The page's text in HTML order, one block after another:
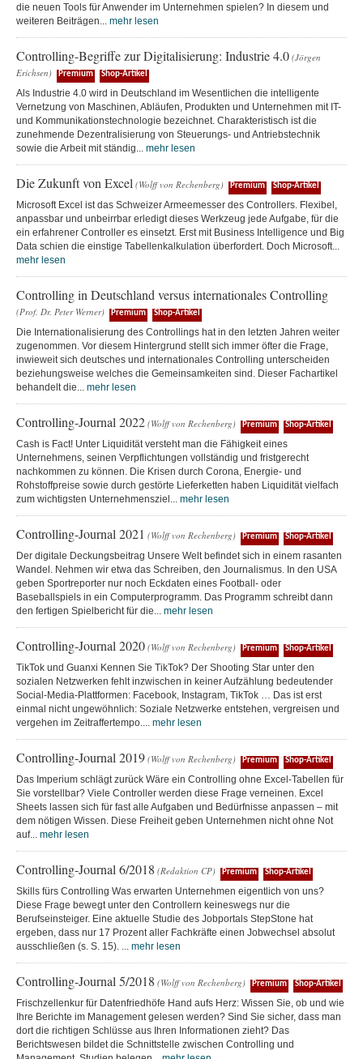
die neuen Tools für Anwender im Unternehmen spielen? In diesem und
weiteren Beiträgen... mehr lesen
Controlling-Begriffe zur Digitalisierung: Industrie 4.0 (Jörgen
Erichsen)
Premium Shop-Artikel
Als Industrie 4.0 wird in Deutschland im Wesentlichen die intelligente
Vernetzung von Maschinen, Abläufen, Produkten und Unternehmen mit IT-
und Kommunikationstechnologie bezeichnet. Charakteristisch ist die
zunehmende Dezentralisierung von Steuerungs- und Antriebstechnik
sowie die Arbeit mit ständig... mehr lesen
Die Zukunft von Excel (Wolff von Rechenberg) Premium Shop-Artikel
Microsoft Excel ist das Schweizer Armeemesser des Controllers. Flexibel,
anpassbar und unbeirrbar erledigt dieses Werkzeug jede Aufgabe, für die
ein erfahrener Controller es einsetzt. Erst mit Business Intelligence und Big
Data schien die einstige Tabellenkalkulation überfordert. Doch Microsoft...
mehr lesen
Controlling in Deutschland versus internationales Controlling
(Prof. Dr. Peter Werner) Premium Shop-Artikel
Die Internationalisierung des Controllings hat in den letzten Jahren weiter
zugenommen. Vor diesem Hintergrund stellt sich immer öfter die Frage,
inwieweit sich deutsches und internationales Controlling unterscheiden
beziehungsweise welches die Gemeinsamkeiten sind. Dieser Fachartikel
behandelt die... mehr lesen
Controlling-Journal 2022 (Wolff von Rechenberg) Premium Shop-Artikel
Cash is Fact! Unter Liquidität versteht man die Fähigkeit eines
Unternehmens, seinen Verpflichtungen vollständig und fristgerecht
nachkommen zu können. Die Krisen durch Corona, Energie- und
Rohstoffpreise sowie durch gestörte Lieferketten haben Liquidität vielfach
zum wichtigsten Unternehmensziel... mehr lesen
Controlling-Journal 2021 (Wolff von Rechenberg) Premium Shop-Artikel
Der digitale Deckungsbeitrag Unsere Welt befindet sich in einem rasanten
Wandel. Nehmen wir etwa das Schreiben, den Journalismus. In den USA
geben Sportreporter nur noch Eckdaten eines Football- oder
Baseballspiels in ein Computerprogramm. Das Programm schreibt dann
den fertigen Spielbericht für die... mehr lesen
Controlling-Journal 2020 (Wolff von Rechenberg) Premium Shop-Artikel
TikTok und Guanxi Kennen Sie TikTok? Der Shooting Star unter den
sozialen Netzwerken fehlt inzwischen in keiner Aufzählung bedeutender
Social-Media-Plattformen: Facebook, Instagram, TikTok … Das ist erst
einmal nicht ungewöhnlich: Soziale Netzwerke entstehen, vergreisen und
vergehen im Zeitraffertempo.... mehr lesen
Controlling-Journal 2019 (Wolff von Rechenberg) Premium Shop-Artikel
Das Imperium schlägt zurück Wäre ein Controlling ohne Excel-Tabellen für
Sie vorstellbar? Viele Controller werden diese Frage verneinen. Excel
Sheets lassen sich für fast alle Aufgaben und Bedürfnisse anpassen – mit
dem nötigen Wissen. Diese Freiheit geben Unternehmen nicht ohne Not
auf... mehr lesen
Controlling-Journal 6/2018 (Redaktion CP) Premium Shop-Artikel
Skills fürs Controlling Was erwarten Unternehmen eigentlich von uns?
Diese Frage bewegt unter den Controllern keineswegs nur die
Berufseinsteiger. Eine aktuelle Studie des Jobportals StepStone hat
ergeben, dass nur 17 Prozent aller Fachkräfte einen Jobwechsel absolut
ausschließen (s. S. 15). ... mehr lesen
Controlling-Journal 5/2018 (Wolff von Rechenberg) Premium Shop-Artikel
Frischzellenkur für Datenfriedhöfe Hand aufs Herz: Wissen Sie, ob und wie
Ihre Berichte im Management gelesen werden? Sind Sie sicher, dass man
dort die richtigen Schlüsse aus Ihren Informationen zieht? Das
Berichtswesen bildet die Schnittstelle zwischen Controlling und